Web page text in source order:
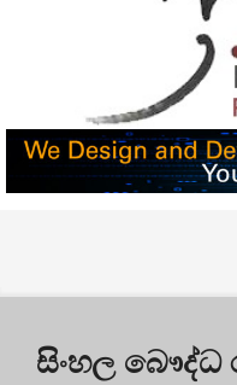
PRAJA.LK
සිංහල බෞද්ධ